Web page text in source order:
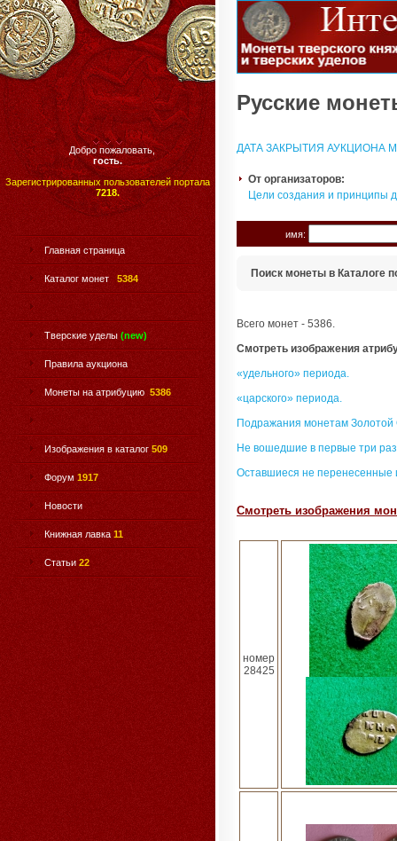
Добро пожаловать,
гость.
Зарегистрированных пользователей портала
7218.
Главная страница
Каталог монет 5384
Тверские уделы (new)
Правила аукциона
Монеты на атрибуцию 5386
Изображения в каталог 509
Форум 1917
Новости
Книжная лавка 11
Статьи 22
Русские
ДАТА ЗАКРЫТИЯ АУКЦИОНА
От организаторов:
Цели создания и принципы
имя:
Поиск монеты в Каталоге
Всего монет - 5386.
Смотреть изображения
«удельного» периода.
«царского» периода.
Подражания монетам
Не вошедшие в первые три
Оставшиеся не перенесенные
Смотреть изображения
номер
28425